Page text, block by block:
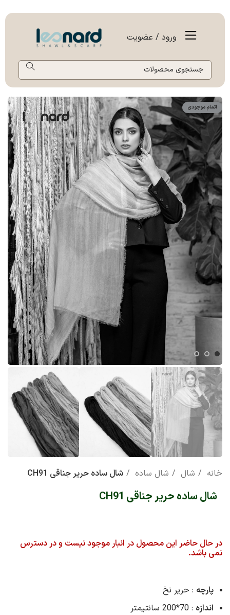
ورود / عضویت
اتمام موجودی
خانه شال شال ساده شال ساده حریر جناقی CH91
شال ساده حریر جناقی CH91
در حال حاضر این محصول در انبار موجود نیست و در دسترس
نمی باشد.
پارچه : حریر نخ
اندازه : 70*200 سانتیمتر